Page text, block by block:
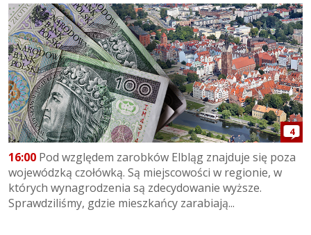
4
16:00 Pod względem zarobków Elbląg znajduje się poza
wojewódzką czołówką. Są miejscowości w regionie, w
których wynagrodzenia są zdecydowanie wyższe.
Sprawdziliśmy, gdzie mieszkańcy zarabiają...